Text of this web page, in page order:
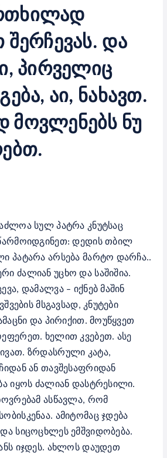
შერჩევას. და
პირველიც
აი, ნახავთ.
ნუ
სულ პატრა კნუტსაც
დედის თბილ
პატარა არსება მარტო დარჩა..
ძალიან უცხო და საშიშია.
დამალვა – იქნებ მაშინ
მსგავსად, კნუტები
და პირიქით. მოუწყვეთ
ხელით კვებეთ. ასე
ზრდასრული კატა,
ან თავშესაფრიდან
იყოს ძალიან დასტრესილი.
ასწავლა, რომ
ამიტომაც ჯდება
სიცოცხლეს ემშვიდობება.
იჯდეს. ახლოს დაუდეთ